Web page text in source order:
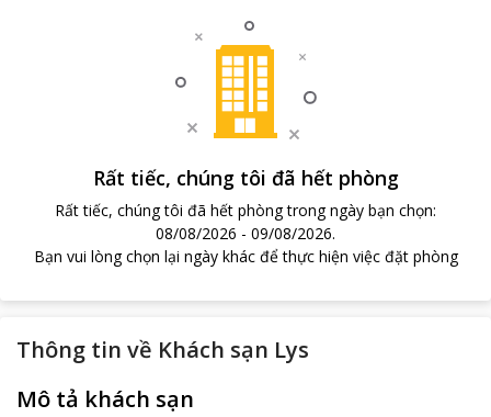
Rất tiếc, chúng tôi đã hết phòng
Rất tiếc, chúng tôi đã hết phòng trong ngày bạn chọn:
08/08/2026 - 09/08/2026.
Bạn vui lòng chọn lại ngày khác để thực hiện việc đặt phòng
Thông tin về Khách sạn Lys
Mô tả khách sạn